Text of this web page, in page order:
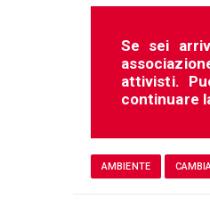
Se sei
attivisti.
continuare
AMBIENTE